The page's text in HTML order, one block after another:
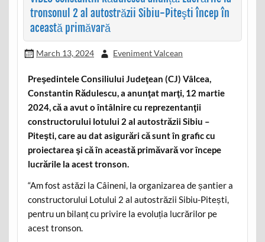
tronsonul 2 al autostrăzii Sibiu-Piteşti încep în
această primăvară
March 13, 2024 Eveniment Valcean
Preşedintele Consiliului Judeţean (CJ) Vâlcea,
Constantin Rădulescu, a anunţat marţi, 12 martie
2024, că a avut o întâlnire cu reprezentanţii
constructorului lotului 2 al autostrăzii Sibiu –
Piteşti, care au dat asigurări că sunt în grafic cu
proiectarea şi că în această primăvară vor începe
lucrările la acest tronson.
“Am fost astăzi la Câineni, la organizarea de șantier a
constructorului Lotului 2 al autostrăzii Sibiu-Pitești,
pentru un bilanț cu privire la evoluția lucrărilor pe
acest tronson.